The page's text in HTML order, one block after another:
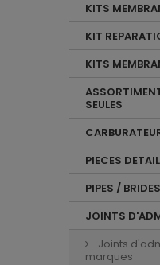
KITS
KIT
KITS
SEULES
PIECES
PIPES /
JOINTS
Joints
marques